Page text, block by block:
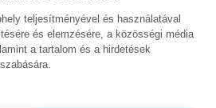
Radziner Chaja tart előadást a
teljesítményével és használatával
és elemzésére, a közösségi média
a tartalom és a hirdetések